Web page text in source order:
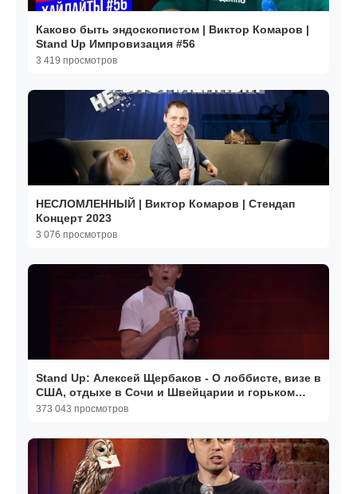
Каково быть эндоскопистом | Виктор Комаров |
Stand Up Импровизация #56
3 419 просмотров
НЕСЛОМЛЕННЫЙ | Виктор Комаров | Стендап
Концерт 2023
3 076 просмотров
Stand Up: Алексей Щербаков - О лоббисте, визе в
США, отдыхе в Сочи и Швейцарии и горьком
огурце
373 043 просмотров